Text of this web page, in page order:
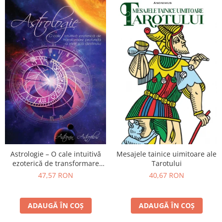
Astrologie – O cale intuitivă
ezoterică de transformare
profundă a vieții și a
47,57 RON
ADAUGĂ ÎN COȘ
Mesajele tainice uimitoare ale
Tarotului
40,67 RON
ADAUGĂ ÎN COȘ